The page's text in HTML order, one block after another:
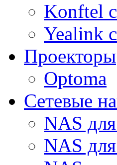
Konftel
Yealink
Проекторы
Optoma
Сетевые
NAS
NAS